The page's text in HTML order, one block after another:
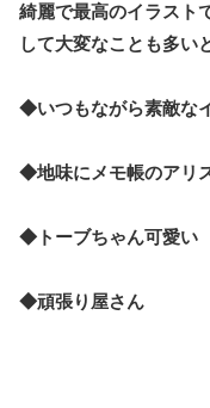
綺麗で最高のイラスト
して大変なことも多い
◆いつもながら素敵な
◆地味にメモ帳のアリ
◆トーブちゃん可愛い
◆頑張り屋さん